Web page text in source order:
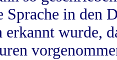
Sprache in
erkannt wurde,